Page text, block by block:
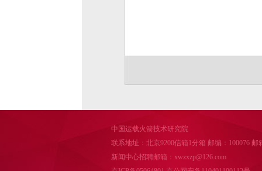
中国运载火箭技术研究院
联系地址：北京9200信箱1分箱 邮编：100076 邮
新闻中心招聘邮箱：xwzxzp@126.com